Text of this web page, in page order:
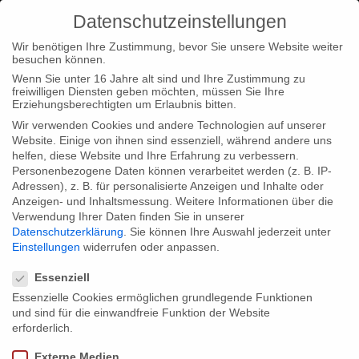
Datenschutzeinstellungen
Wir benötigen Ihre Zustimmung, bevor Sie unsere Website weiter
besuchen können.
Wenn Sie unter 16 Jahre alt sind und Ihre Zustimmung zu
freiwilligen Diensten geben möchten, müssen Sie Ihre
Erziehungsberechtigten um Erlaubnis bitten.
Wir verwenden Cookies und andere Technologien auf unserer
Website. Einige von ihnen sind essenziell, während andere uns
helfen, diese Website und Ihre Erfahrung zu verbessern.
Personenbezogene Daten können verarbeitet werden (z. B. IP-
Adressen), z. B. für personalisierte Anzeigen und Inhalte oder
Anzeigen- und Inhaltsmessung. Weitere Informationen über die
Verwendung Ihrer Daten finden Sie in unserer
Datenschutzerklärung
Sie können Ihre Auswahl jederzeit unter
Einstellungen widerrufen oder anpassen.
Essenziell
Essenzielle Cookies ermöglichen grundlegende Funktionen
und sind für die einwandfreie Funktion der Website
erforderlich.